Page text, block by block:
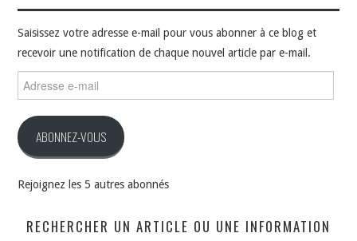
Saisissez votre adresse e-mail pour vous abonner à ce blog et
recevoir une notification de chaque nouvel article par e-mail.
Adresse
e-
ABONNEZ-VOUS
Rejoignez les 5 autres abonnés
RECHERCHER UN ARTICLE OU UNE INFORMATION